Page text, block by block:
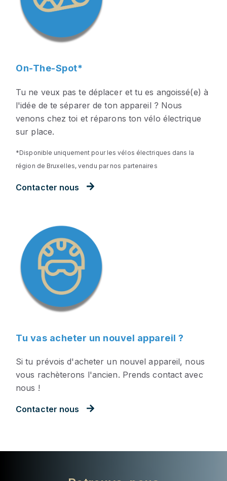
On-The-Spot*
Tu ne veux pas te déplacer et tu es angoissé(e) à
l'idée de te séparer de ton appareil ? Nous
venons chez toi et réparons ton vélo électrique
sur place.
*Disponible uniquement pour les vélos électriques dans la
région de Bruxelles, vendu par nos partenaires
Contacter nous
Tu vas acheter un nouvel appareil ?
Si tu prévois d'acheter un nouvel appareil, nous
vous rachèterons l'ancien. Prends contact avec
nous !
Contacter nous